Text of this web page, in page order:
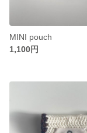
MINI pouch
1,100円